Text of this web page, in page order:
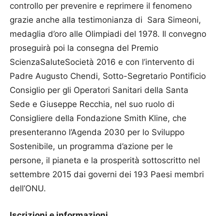
controllo per prevenire e reprimere il fenomeno
grazie anche alla testimonianza di Sara Simeoni,
medaglia d’oro alle Olimpiadi del 1978. Il convegno
proseguirà poi la consegna del Premio
ScienzaSaluteSocietà 2016 e con l’intervento di
Padre Augusto Chendi, Sotto-Segretario Pontificio
Consiglio per gli Operatori Sanitari della Santa
Sede e Giuseppe Recchia, nel suo ruolo di
Consigliere della Fondazione Smith Kline, che
presenteranno l’Agenda 2030 per lo Sviluppo
Sostenibile, un programma d’azione per le
persone, il pianeta e la prosperità sottoscritto nel
settembre 2015 dai governi dei 193 Paesi membri
dell’ONU.